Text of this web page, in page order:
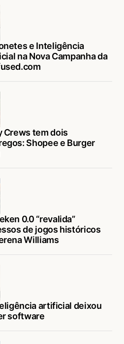
e Inteligência
na Nova Campanha da
Crews tem dois
Shopee e Burger
0.0 “revalida”
de jogos históricos
Williams
artificial deixou
software